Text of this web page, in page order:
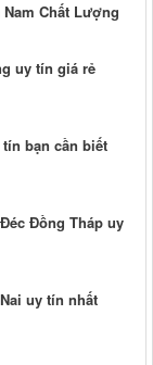
Chất Lượng
uy tín giá rẻ
bạn cần biết
Đồng Tháp uy
uy tín nhất